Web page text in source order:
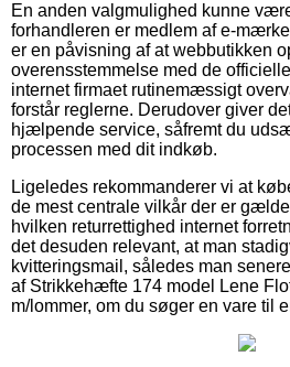
En anden valgmulighed kunne
forhandleren er medlem af e-
er en påvisning af at webbutikken
overensstemmelse med de
internet firmaet rutinemæssigt
forstår reglerne. Derudover giver
hjælpende service, såfremt du
processen med dit indkøb.
Ligeledes rekommanderer vi at
de mest centrale vilkår der er
hvilken returrettighed internet
det desuden relevant, at man
kvitteringsmail, således man
af Strikkehæfte 174 model Lene
m/lommer, om du søger en vare til